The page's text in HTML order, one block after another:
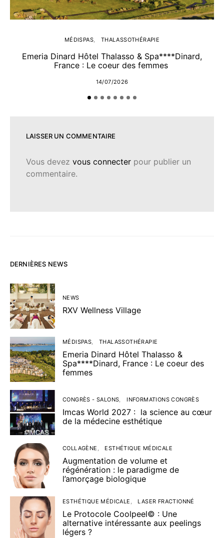
MÉDISPAS THALASSOTHÉRAPIE
Emeria Dinard Hôtel Thalasso & Spa****Dinard,
France : Le coeur des femmes
14/07/2026
LAISSER UN COMMENTAIRE
Vous devez vous connecter pour publier un
commentaire.
DERNIÈRES NEWS
NEWS
RXV Wellness Village
MÉDISPAS THALASSOTHÉRAPIE
Emeria Dinard Hôtel Thalasso &
Spa****Dinard, France : Le coeur des
femmes
CONGRÈS - SALONS INFORMATIONS CONGRÈS
Imcas World 2027 : la science au cœur
de la médecine esthétique
COLLAGÈNE ESTHÉTIQUE MÉDICALE
Augmentation de volume et
régénération : le paradigme de
l’amorçage biologique
ESTHÉTIQUE MÉDICALE LASER FRACTIONNÉ
Le Protocole Coolpeel© : Une
alternative intéressante aux peelings
légers ?